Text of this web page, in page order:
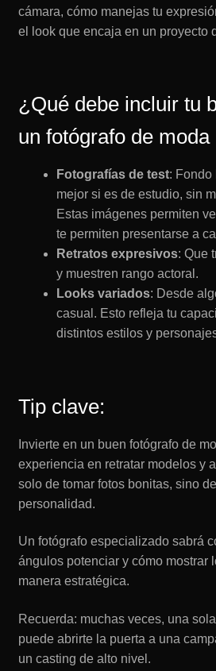
cámara, cómo manejas tu
el look que encaja en un proyecto
¿Qué debe incluir tu
un fotógrafo de moda
Fotografías de test: Fondo
mejor si es de estudio, sin
Estas imágenes permiten
te permiten presentarse a
Retratos expresivos: Que
y muestren rango actoral.
Looks variados: Desde
casual. Esto refleja tu
distintos estilos y
Tip clave:
Invierte en un buen fotógrafo de
experiencia en retratar modelos y
solo de tomar fotos bonitas, sino
personalidad.
Un fotógrafo especializado sabrá
ángulos potenciar y cómo mostrar
manera estratégica.
Recuerda: muchas veces, una
puede abrirte la puerta a una
un casting de alto nivel.